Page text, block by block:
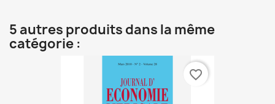
5 autres produits dans la même
catégorie :
favorite_border